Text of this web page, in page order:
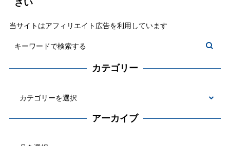
さい
当サイトはアフィリエイト広告を利用しています
カテゴリー
アーカイブ